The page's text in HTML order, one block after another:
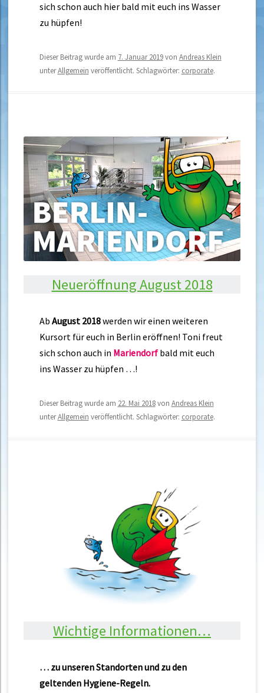
sich schon auch hier bald mit euch ins Wasser
zu hüpfen!
Dieser Beitrag wurde am 7. Januar 2019von Andreas Klein
unterAllgemein veröffentlicht. Schlagwörter: corporate.
Neueröffnung August 2018
Ab August 2018werden wir einen weiteren
Kursort für euch in Berlin eröffnen! Toni freut
sich schon auch in Mariendorfbald mit euch
ins Wasser zu hüpfen …!
Dieser Beitrag wurde am 22. Mai 2018von Andreas Klein
unterAllgemein veröffentlicht. Schlagwörter: corporate.
Wichtige Informationen…
… zu unseren Standorten und zu den
geltenden Hygiene-Regeln.